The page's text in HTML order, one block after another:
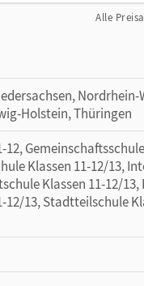
Alle
Nordrhein-
Holstein, Thüringen
Klassen 11-12/13,
Klassen 11-12/
12/13, Stadtteilschule